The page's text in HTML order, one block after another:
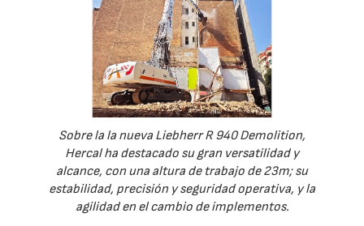
Sobre la la nueva Liebherr R 940 Demolition,
Hercal ha destacado su gran versatilidad y
alcance, con una altura de trabajo de 23m; su
estabilidad, precisión y seguridad operativa, y la
agilidad en el cambio de implementos.